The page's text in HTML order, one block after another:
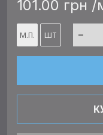
101.00 грн /
М.П. ШТ -